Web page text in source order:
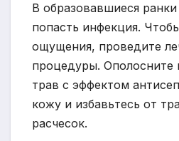
В образовавшиеся
попасть инфекция.
ощущения, проведите
процедуры. Ополосните
трав с эффектом
кожу и избавьтесь от
расчесок.